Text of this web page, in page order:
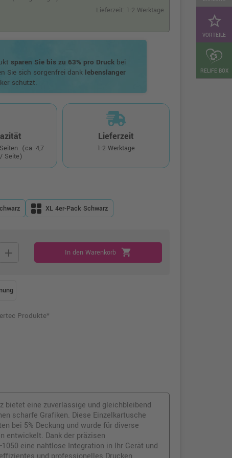
star_border
VORTEILE
RELIFE BOX
Lieferzeit: 1-2 Werktage
sparen Sie bis zu 63% pro Druck bei
Sie sich sorgenfrei dank lebenslanger
schützt.
(ca. 4,7
Seite)
Lieferzeit
1-2 Werktage
XL 4er-Pack Schwarz
add In den Warenkorb shopping_cart
Produkte*
bietet eine zuverlässige und gleichbleibend
scharfe Grafiken. Diese Einzelkartusche
bei 5% Deckung und wurde für diverse
entwickelt. Dank der präzisen
eine nahtlose Integration in Ihr Gerät und